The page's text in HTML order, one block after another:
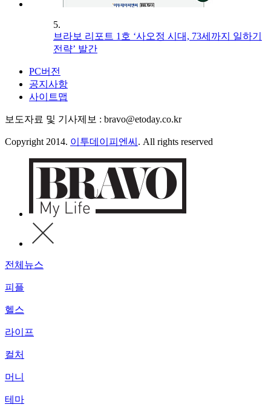
5.
브라보 리포트 1호 ‘사오정 시대, 73세까지 일하기
전략’ 발간
PC버전
공지사항
사이트맵
보도자료 및 기사제보 : bravo@etoday.co.kr
Copyright 2014. 이투데이피엔씨 . All rights reserved
전체뉴스
피플
헬스
라이프
컬처
머니
테마